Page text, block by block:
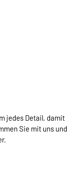
jedes Detail, damit
Sie mit uns und